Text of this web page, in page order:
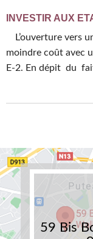
INVESTIR AUX
L’ouverture vers un marché en pleine croissance et à
moindre coût avec
E-2. En dépit du
59 Bis